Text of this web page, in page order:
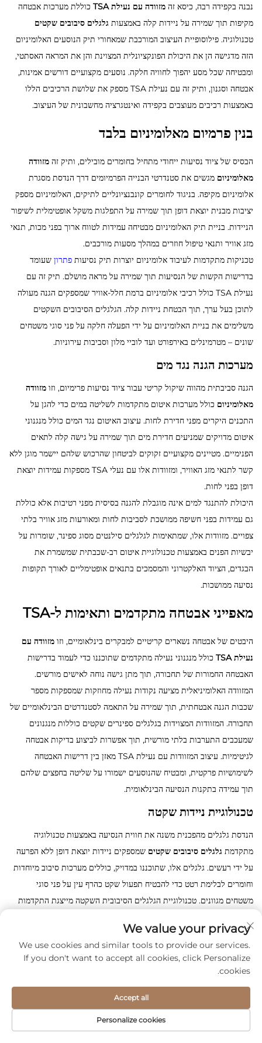
נבנה בקפידה רבה, כיסא זה מזוודה עם נעילת TSA
כוללת מערכות אבטחה
מקיפות תוך שמירה על ניידות קלה באמצעות גלגלים סיבובים שקטים
טכנולוגיה. פילוסופיית העיצוב המורכבת שמאחורי תיק הנוסעים האלומיניום
הזה מדגישה הן את היכולת הפונקציונלית המצוינת והן את המראה האסתטי,
ומבטיחה שכל מסע יהפוך לחוויה חלקה. נוסעים מקצועיים דורשים אמינות,
אבטחה וסגנון, ותיק זה עם נעילת TSA מספק את שלושת הרכיבים הללו
באמצעות רכיבים מעוצבים בקפידה ואינטגרציה מחשבונית של העיצוב.
בנין פרמיום מאלומיניום בלבד
הבסיס של ציוד נסיעות ייחודי מתחיל בחומרים מובילים, ותיק זה מזוודה
מאלומיניום מגשים את סטנדרטי הבנייה הפרמיומים דרך הנדסת מסגרת
אלומיניום מקיפה. בניגוד לחומרים קונבנציונליים לתיקים, האלומיניום מספק
יציבות מבנית יוצאת דופן תוך שמירה על התפלגות משקל אופטימלית לשיפור
הניידות. בניית תיק האלומיניום מבטיחה עמידות לטווח ארוך בפני מכות, תנאי
מזג אוויר ותנאי טיפול חוזרים במהלך מסעות מורכבים.
טכניקות מתקדמות לעיבוד אלומיניום יוצרות תיק נסיעות פתרון שעומד
בדרישות הקשות של הנסיעות תוך שמירה על מראה מושלם. תיק זה עם
נעילת TSA כולל רכיבי אלומיניום ברמת חלל-אוויר שמספקים הגנה מעולה
לתוכן בעל ערך, תוך הבטחת ניידות קלה. הגלגלים הסיבובים השקטים
משלימים את בניית האלומיניום על ידי הפעלה חלקה על פני סוגי משטחים
שונים – מטרמינלים באירפורט ועד לוביי מלון וסביבות עירוניות.
מערכות הגנה נגד מים
הגנה סביבתית מהווה שיקול קריטי עבור ציוד נסיעות פרימיום, וזו מזוודה
מאלומיניום כולל מערכות איטום מתקדמות לשליטה במים כדי להגן על
התכנים היקרים מפני חדירת לחות. עיצוב האיטום נגד המים כולל מנגנוני
איטום מדויקים שמניעים חדירת מים תוך שמירה על גישה קלה לתאים
הפנימיים. מטיינים מקצועיים זקוקים לביטחון שהרכוש שלהם יישמר מוגן ללא
קשר לתנאי מזג האוויר, ומזוודות אלו עם נעלי TSA מספקות עמידות יוצאת
דופן בפני לחות.
היכולת להתנגד למים אינה מוגבלת להגנה בסיסית מפני רטיבות אלא כוללת
גם עמידות בפני חשיפה ממושכת לסביבות לחות ומאורעות מזג אוויר בלתי
צפויים. מזוודות אלו, שמתאימות לגלגלים סילנטים מסוג ספינר, שומרות על
יבשיות הפנים באמצעות טכנולוגיית איטום רב-שכבתית שמשמרת את
הבגדים, הציוד האלקטרוני והמסמכים בתנאים אופטימליים לאורך תקופות
נסיעה ממושכות.
מאפייני אבטחה מתקדמים ותאימות ל-TSA
היבטים של אבטחה נשארים קריטיים למבקרים בינלאומיים, וזו מזוודה עם
נעילת TSA
כולל מנגנוני נעילה מתקדמים שתוכננו כדי לעמוד בדרישות
האבטחה החמורות של תחבורה, תוך מתן גישה נוחה לאישים מורשים.
המזוודה האלומיניאלית מציעה נקודות נעילה מחוזקות שמספקות מספר
שכבות הגנה אבטחתית, תוך שמירה על התאמה לסטנדרטים הבינלאומיים של
תחבורה. המזוודות המצוידות בגלגלים ספינרים שקטים כוללות מנגנונים
שמעכבים התערבות בלתי מורשית, תוך אפשרות לביצוע בדיקות אבטחה
לגיטימיות. עיצוב המזוודות עם נעילת TSA מאזן בין דרישות האבטחה
לשימושיות פרקטית, ומבטיח שהנוסעים ישמורו על שליטה בחפצים שלהם
תוך עמידה בתקנות הנסיעה הבינלאומית.
טכנולוגיית ניידות שקטה
הנדסת גלגלים מהפכנית משנה את חווית הנסיעה באמצעות טכנולוגיה
מתקדמת גלגלים סיבובים שקטים שמספקים ניידות יוצאת דופן ללא הפרעה
על ידי רעשים. גלגלים אלו, שתוכננו במדויק, כוללים מערכות סיבוב מיוחדות
וחומרים לבלימת רטט כדי להבטיח תפעול שקט כהרף עין על פני סוגי
משטחים מגוונים. טכנולוגיית הגלגלים הסיבובית השקטה מייצגת התקדמות
רעשים לא רצויים בסביבות שקטות.
התיק האלומיניום נהנה במידה רבה מגלגלים סיבוביים שקטים אלו,
שמאפשרים תנועה רב-כיוונית תוך שמירה על יציבות במהלך ההובלה.
במיוחד בשדרות הבתי מלון, במרחבי кон퍼נסים ובתנאי נמל התעופה בבוקר
המוקדם. תיק זה עם נעילת TSA ועם גלגלים סיבוביים שקטים מבטיח כי
ניידות לעולם לא תפגע בהצגה המקצועית או באדיבות הסביבתית.
We value your privacy
We use cookies and similar tools to provide our services.
If you don't want to accept all cookies, click Personalize
cookies.
Personalize cookies
Accept all